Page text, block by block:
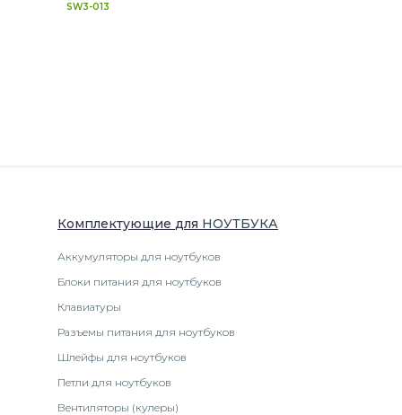
SW3-013
Комплектующие для НОУТБУКА
Аккумуляторы для ноутбуков
Блоки питания для ноутбуков
Клавиатуры
Разъемы питания для ноутбуков
Шлейфы для ноутбуков
Петли для ноутбуков
Вентиляторы (кулеры)